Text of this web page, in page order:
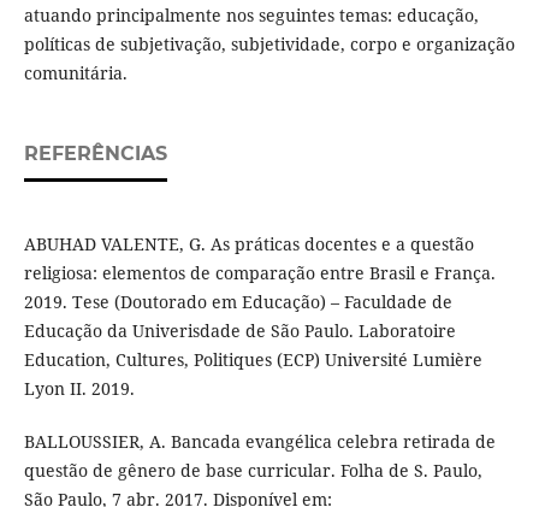
atuando principalmente nos seguintes temas: educação,
políticas de subjetivação, subjetividade, corpo e organização
comunitária.
REFERÊNCIAS
ABUHAD VALENTE, G. As práticas docentes e a questão
religiosa: elementos de comparação entre Brasil e França.
2019. Tese (Doutorado em Educação) – Faculdade de
Educação da Univerisdade de São Paulo. Laboratoire
Education, Cultures, Politiques (ECP) Université Lumière
Lyon II. 2019.
BALLOUSSIER, A. Bancada evangélica celebra retirada de
questão de gênero de base curricular. Folha de S. Paulo,
São Paulo, 7 abr. 2017. Disponível em: